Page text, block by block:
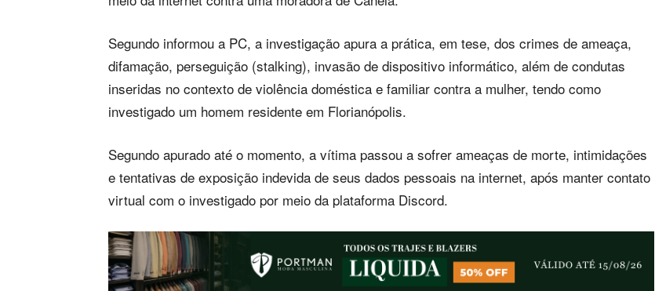
Segundo informou a PC, a investigação apura a prática, em tese, dos crimes de ameaça,
difamação, perseguição (stalking), invasão de dispositivo informático, além de condutas
inseridas no contexto de violência doméstica e familiar contra a mulher, tendo como
investigado um homem residente em Florianópolis.
Segundo apurado até o momento, a vítima passou a sofrer ameaças de morte, intimidações
e tentativas de exposição indevida de seus dados pessoais na internet, após manter contato
virtual com o investigado por meio da plataforma Discord.